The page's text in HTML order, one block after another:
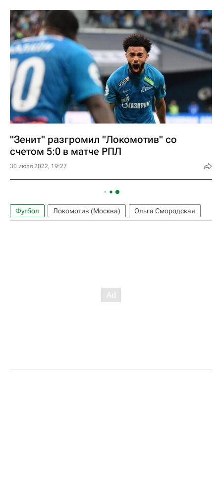
"Зенит" разгромил "Локомотив" со
счетом 5:0 в матче РПЛ
30 июля 2022, 19:27
Футбол Локомотив (Москва) Ольга Смородская